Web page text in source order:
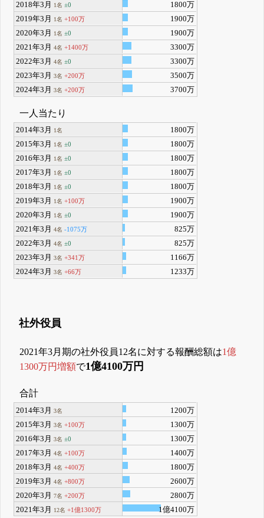
2018年3月
1名 ±0
1800万
2019年3月
1名 +100万
1900万
2020年3月
1名 ±0
1900万
2021年3月4名 +1400万
3300万
2022年3月4名 ±0
3300万
2023年3月3名 +200万
3500万
2024年3月3名 +200万 3700万
一人当たり
2014年3月 1名
1800万
2015年3月
1名 ±0
1800万
2016年3月
1名 ±0
1800万
2017年3月
1名 ±0
1800万
2018年3月
1名 ±0
1800万
2019年3月
1名 +100万
1900万
2020年3月
1名 ±0
1900万
2021年3月4名 -1075万
825万
2022年3月4名 ±0
825万
2023年3月3名 +341万
1166万
2024年3月3名 +66万 1233万
社外役員
2021年3月期の社外役員12名に対する報酬総額は1億
1300万円増額で1億4100万円
合計
2014年3月3名
1200万
2015年3月3名 +100万
1300万
2016年3月3名 ±0
1300万
2017年3月4名 +100万
1400万
2018年3月4名 +400万
1800万
2019年3月4名 +800万
2600万
2020年3月7名 +200万
2800万
2021年3月
12名 +1億1300万 1億4100万